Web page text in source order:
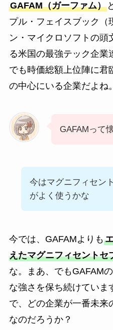
GAFAM（ガーファム）
プル・フェイスブック（
ン・マイクロソフトの頭
る米国の最強テック企業
でも時価総額上位陣に君
の中心にいる企業だよね。
GAFAMって
今はマグニフィセン
がよく使うかな
今では、GAFAMよりも
えたマグニフィセントセ
な。まあ、でもGAFAM
な強さを保ち続けていま
で、どの企業が一番未来
なのだろうか？